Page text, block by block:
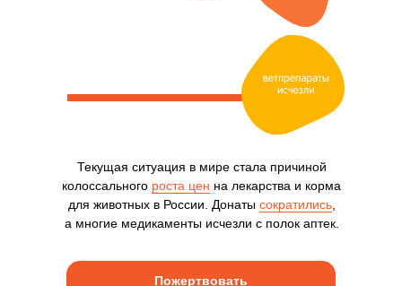
Пожертвовать
Текущая ситуация в мире стала причиной
колоссального роста цен на лекарства и корма
для животных в России. Донаты сократились,
а многие медикаменты исчезли с полок аптек.